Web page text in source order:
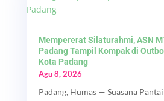
Mempererat Silaturahmi, ASN
Padang Tampil Kompak di
Kota Padang
Agu 8, 2026
Padang, Humas — Suasana